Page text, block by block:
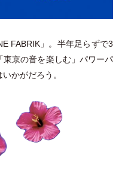
FABRIK」
。半年足らずで3
「東京の音を楽しむ」 パワーパ
かがだろう。